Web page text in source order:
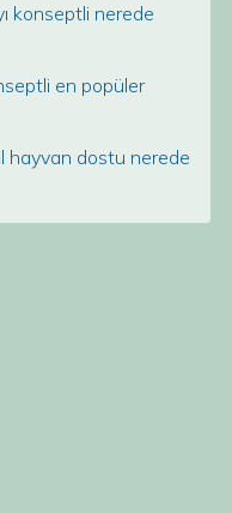
konseptli nerede
en popüler
hayvan dostu nerede